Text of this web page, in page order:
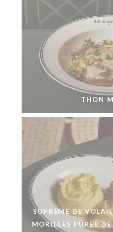
THON
SUPRÊME DE
MORILLES PURÉE